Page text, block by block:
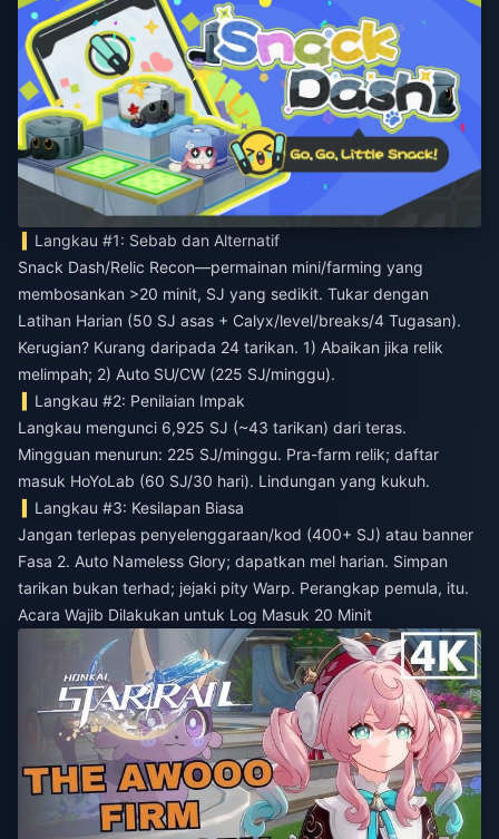
Langkau #1: Sebab dan Alternatif
Snack Dash/Relic Recon—permainan mini/farming yang
membosankan >20 minit, SJ yang sedikit. Tukar dengan
Latihan Harian (50 SJ asas + Calyx/level/breaks/4 Tugasan).
Kerugian? Kurang daripada 24 tarikan. 1) Abaikan jika relik
melimpah; 2) Auto SU/CW (225 SJ/minggu).
Langkau #2: Penilaian Impak
Langkau mengunci 6,925 SJ (~43 tarikan) dari teras.
Mingguan menurun: 225 SJ/minggu. Pra-farm relik; daftar
masuk HoYoLab (60 SJ/30 hari). Lindungan yang kukuh.
Langkau #3: Kesilapan Biasa
Jangan terlepas penyelenggaraan/kod (400+ SJ) atau banner
Fasa 2. Auto Nameless Glory; dapatkan mel harian. Simpan
tarikan bukan terhad; jejaki pity Warp. Perangkap pemula, itu.
Acara Wajib Dilakukan untuk Log Masuk 20 Minit